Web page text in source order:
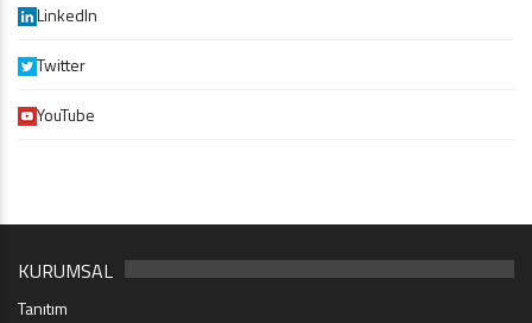
LinkedIn
Twitter
YouTube
KURUMSAL
Tanıtım